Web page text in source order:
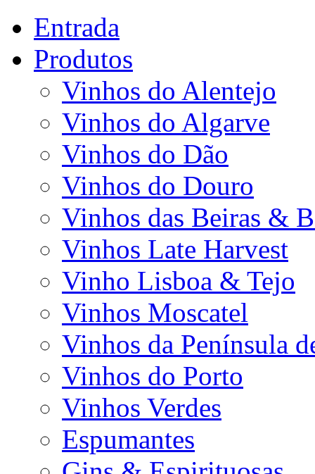
Entrada
Produtos
Vinhos do Alentejo
Vinhos do Algarve
Vinhos do Dão
Vinhos do Douro
Vinhos das Beiras &
Vinhos Late Harvest
Vinho Lisboa & Tejo
Vinhos Moscatel
Vinhos da Península
Vinhos do Porto
Vinhos Verdes
Espumantes